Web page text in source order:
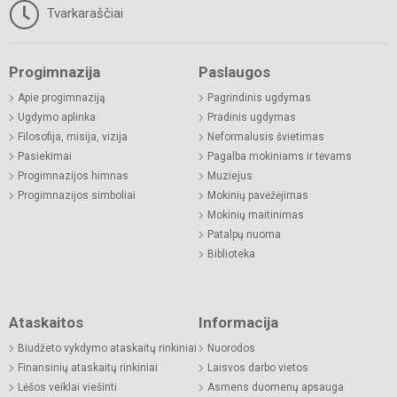
Tvarkaraščiai
Progimnazija
Apie progimnaziją
Ugdymo aplinka
Filosofija, misija, vizija
Pasiekimai
Progimnazijos himnas
Progimnazijos simboliai
Paslaugos
Pagrindinis ugdymas
Pradinis ugdymas
Neformalusis švietimas
Pagalba mokiniams ir tėvams
Muziejus
Mokinių pavėžėjimas
Mokinių maitinimas
Patalpų nuoma
Biblioteka
Ataskaitos
Biudžeto vykdymo ataskaitų rinkiniai
Finansinių ataskaitų rinkiniai
Lėšos veiklai viešinti
Informacija
Nuorodos
Laisvos darbo vietos
Asmens duomenų apsauga